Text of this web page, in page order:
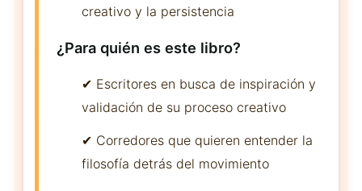
creativo y la persistencia
¿Para quién es este libro?
✔ Escritores en busca de inspiración y
validación de su proceso creativo
✔ Corredores que quieren entender la
filosofía detrás del movimiento